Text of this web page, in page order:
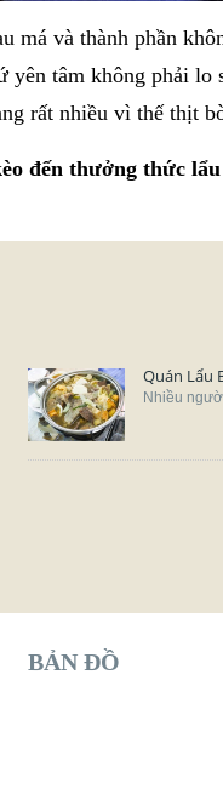
má và thành phần
yên tâm không phải
rất nhiều vì thế thịt
đến thưởng thức
Quán Lẩu
Nhiều
BẢN ĐỒ